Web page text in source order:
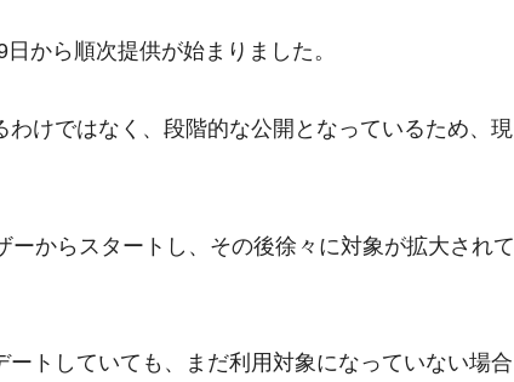
から順次提供が始まりました。
けではなく、段階的な公開となっているため、現
からスタートし、その後徐々に対象が拡大されて
トしていても、まだ利用対象になっていない場合